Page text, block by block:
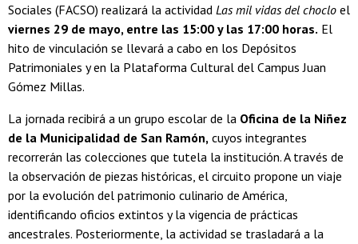
Sociales (FACSO) realizará la actividad Las mil vidas del choclo el
viernes 29 de mayo, entre las 15:00 y las 17:00 horas. El
hito de vinculación se llevará a cabo en los Depósitos
Patrimoniales y en la Plataforma Cultural del Campus Juan
Gómez Millas.
La jornada recibirá a un grupo escolar de la Oficina de la Niñez
de la Municipalidad de San Ramón, cuyos integrantes
recorrerán las colecciones que tutela la institución. A través de
la observación de piezas históricas, el circuito propone un viaje
por la evolución del patrimonio culinario de América,
identificando oficios extintos y la vigencia de prácticas
ancestrales. Posteriormente, la actividad se trasladará a la